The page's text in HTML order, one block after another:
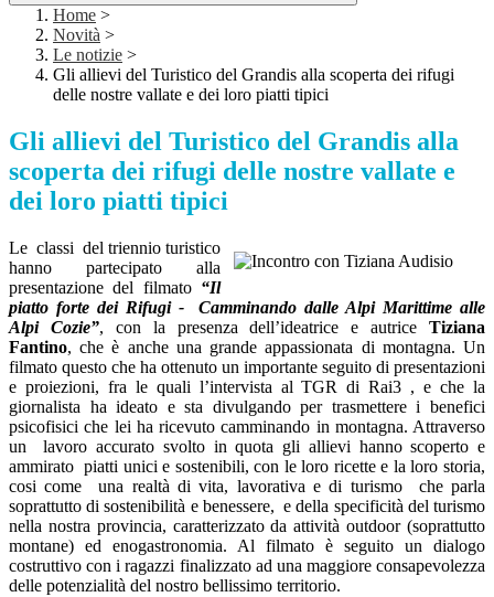
Home >
Novità >
Le notizie >
Gli allievi del Turistico del Grandis alla scoperta dei rifugi
delle nostre vallate e dei loro piatti tipici
Gli allievi del Turistico del Grandis alla
scoperta dei rifugi delle nostre vallate e
dei loro piatti tipici
Le classi del triennio turistico
hanno partecipato alla
presentazione del filmato “Il
piatto forte dei Rifugi - Camminando dalle Alpi Marittime alle
Alpi Cozie”, con la presenza dell’ideatrice e autrice Tiziana
Fantino, che è anche una grande appassionata di montagna. Un
filmato questo che ha ottenuto un importante seguito di presentazioni
e proiezioni, fra le quali l’intervista al TGR di Rai3 , e che la
giornalista ha ideato e sta divulgando per trasmettere i benefici
psicofisici che lei ha ricevuto camminando in montagna. Attraverso
un lavoro accurato svolto in quota gli allievi hanno scoperto e
ammirato piatti unici e sostenibili, con le loro ricette e la loro storia,
cosi come una realtà di vita, lavorativa e di turismo che parla
soprattutto di sostenibilità e benessere, e della specificità del turismo
nella nostra provincia, caratterizzato da attività outdoor (soprattutto
montane) ed enogastronomia. Al filmato è seguito un dialogo
costruttivo con i ragazzi finalizzato ad una maggiore consapevolezza
delle potenzialità del nostro bellissimo territorio.